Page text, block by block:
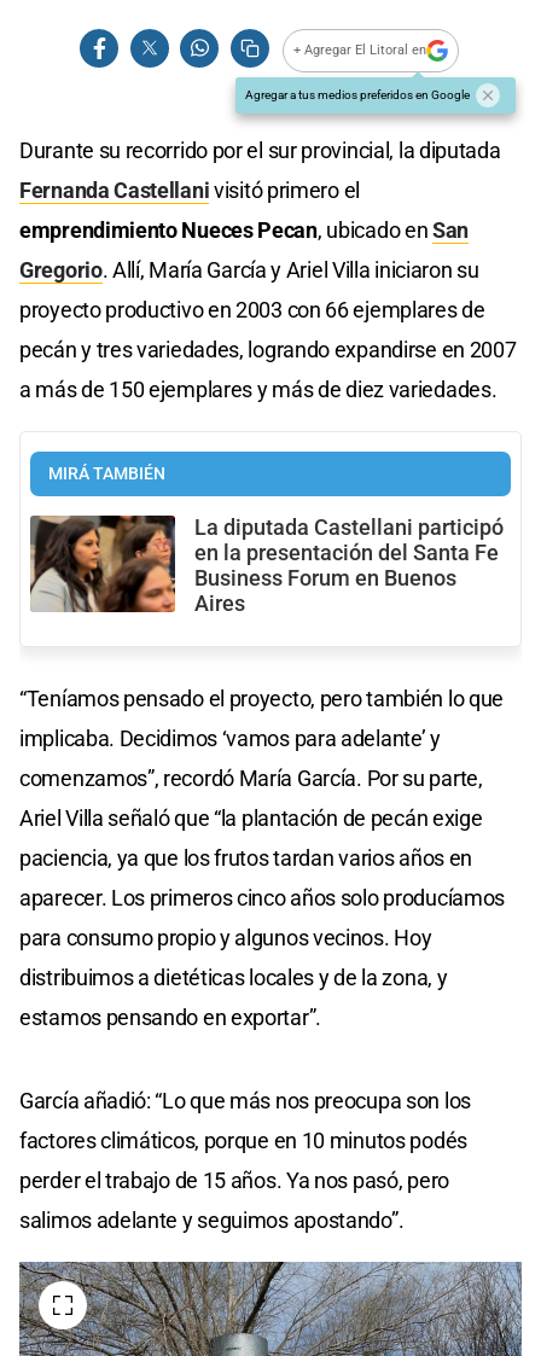
+ Agregar El Litoral en
Agregar a tus medios preferidos en Google
Durante su recorrido por el sur provincial, la diputada
Fernanda Castellanivisitó primero el
emprendimiento Nueces Pecan, ubicado enSan
Gregorio. Allí, María García y Ariel Villa iniciaron su
proyecto productivo en 2003 con 66 ejemplares de
pecán y tres variedades, logrando expandirse en 2007
a más de 150 ejemplares y más de diez variedades.
MIRÁ TAMBIÉN
La diputada Castellani participó
en la presentación del Santa Fe
Business Forum en Buenos
Aires
“Teníamos pensado el proyecto, pero también lo que
implicaba. Decidimos ‘vamos para adelante’ y
comenzamos”, recordó María García. Por su parte,
Ariel Villa señaló que “la plantación de pecán exige
paciencia, ya que los frutos tardan varios años en
aparecer. Los primeros cinco años solo producíamos
para consumo propio y algunos vecinos. Hoy
distribuimos a dietéticas locales y de la zona, y
estamos pensando en exportar”.
García añadió: “Lo que más nos preocupa son los
factores climáticos, porque en 10 minutos podés
perder el trabajo de 15 años. Ya nos pasó, pero
salimos adelante y seguimos apostando”.